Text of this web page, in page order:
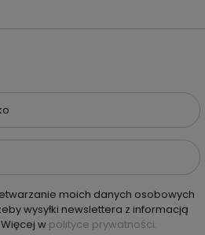
moich danych osobowych
wysyłki newslettera z informacją
w polityce prywatności.